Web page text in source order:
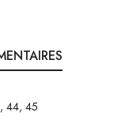
44, 45